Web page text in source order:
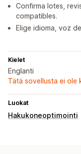
Confirma lotes,
compatibles.
Elige idioma, voz
Kielet
Englanti
Tätä sovellusta ei ole
Luokat
Hakukoneoptimointi